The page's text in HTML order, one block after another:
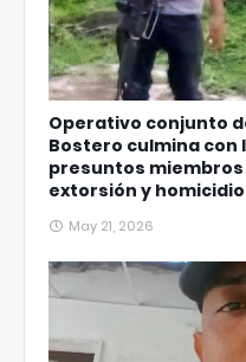
Operativo conjunto
Bostero culmina con
presuntos
extorsión y
May 21, 2026